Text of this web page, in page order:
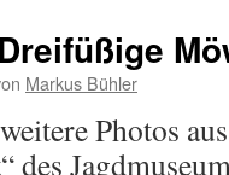
Markus Bühler
Photos
des